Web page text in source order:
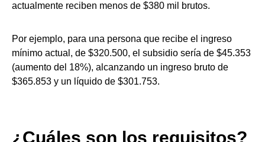
actualmente reciben menos de $380 mil brutos.
Por ejemplo, para una persona que recibe el ingreso
mínimo actual, de $320.500, el subsidio sería de $45.353
(aumento del 18%), alcanzando un ingreso bruto de
$365.853 y un líquido de $301.753.
¿Cuáles son los requisitos?